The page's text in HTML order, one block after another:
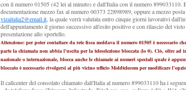
con il numero 01505 (42 lei al minuto) e dall'Italia con il numero 899033110.
documentazione mezzo fax al numero 00373 22898989, oppure a mezzo
vizaitalia2@email.it , la quale verrà valutata entro cinque giorni lavorativi
dell'appuntamento il giorno successivo all'esito positivo e con rilascio del
presentazione allo sportello.
Attenzione: per poter contattare da rete fissa moldava il numero 01505 è necessario
parte la chiamata non abbia l'uscita per la teleselezione bloccata (lo 0). Ciò, oltre ad
nazionale o internazionale, blocca anche le chiamate ai numeri speciali quale è
bloccato è necessario rivolgersi al più vicino ufficio Moldtelecom per modificare
Il callcenter del consolato chiamato dall'Italia al numero 899033110 ha i